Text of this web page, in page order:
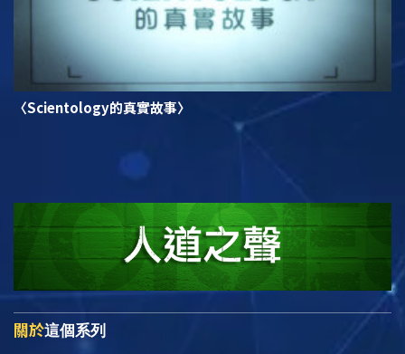
〈Scientology的真實故事〉
關於這個系列